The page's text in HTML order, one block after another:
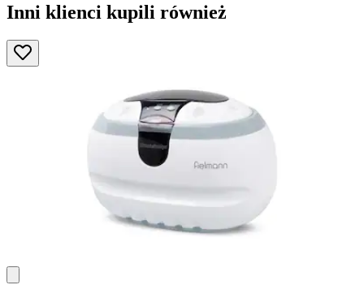
Inni klienci kupili również